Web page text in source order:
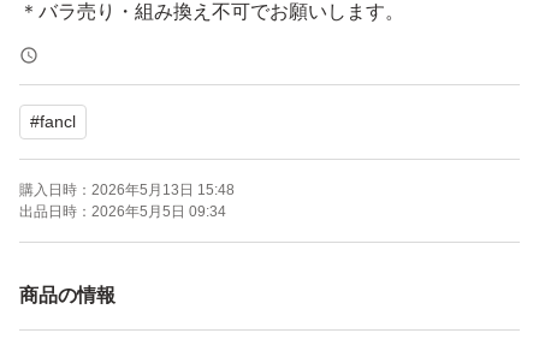
＊バラ売り・組み換え不可でお願いします。
＊専用・お取り置きは対応しておりません。
＊別商品のお問い合わせはご遠慮ください。
＊値下げには対応しておりませんのでご理解下さい。
＊新品未使用未開封ですが自宅保管の為外装に角の潰れス
レや汚れ、皺、日焼け、値札シールの剥がし後等がある場
合があります。ご理解の上お買い求め下さい。
＊配送中の万が一の破損に付きましては責任を負い兼ねま
#fancl
購入日時： 2026年5月13日 15:48
出品日時： 2026年5月5日 09:34
商品の情報